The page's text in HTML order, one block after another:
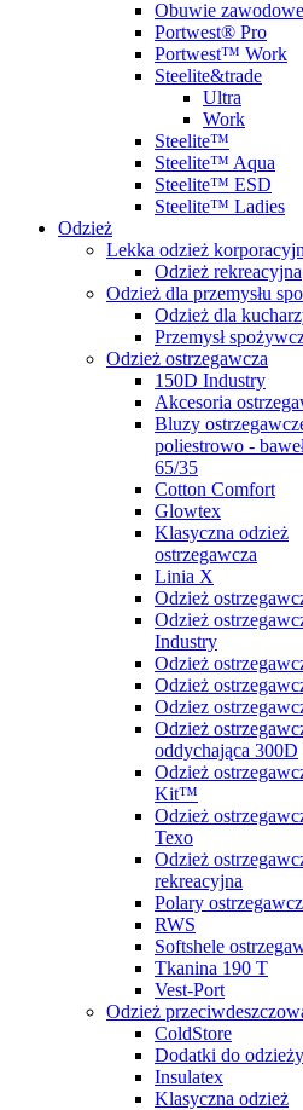
Obuwie zawodowe
Portwest® Pro
Portwest™ Work
Steelite&trade
Ultra
Work
Steelite™
Steelite™ Aqua
Steelite™ ESD
Steelite™ Ladies
Odzież
Lekka odzież
Odzież rekreacyjna
Odzież dla przemysłu
Odzież dla
Przemysł
Odzież ostrzegawcza
150D Industry
Akcesoria
Bluzy
poliestrowo -
65/35
Cotton Comfort
Glowtex
Klasyczna odzież
ostrzegawcza
Linia X
Odzież
Odzież
Industry
Odzież
Odzież
Odziez
Odzież
oddychająca 300D
Odzież
Kit™
Odzież
Texo
Odzież
rekreacyjna
Polary
RWS
Softshele
Tkanina 190 T
Vest-Port
Odzież
ColdStore
Dodatki do
Insulatex
Klasyczna odzież